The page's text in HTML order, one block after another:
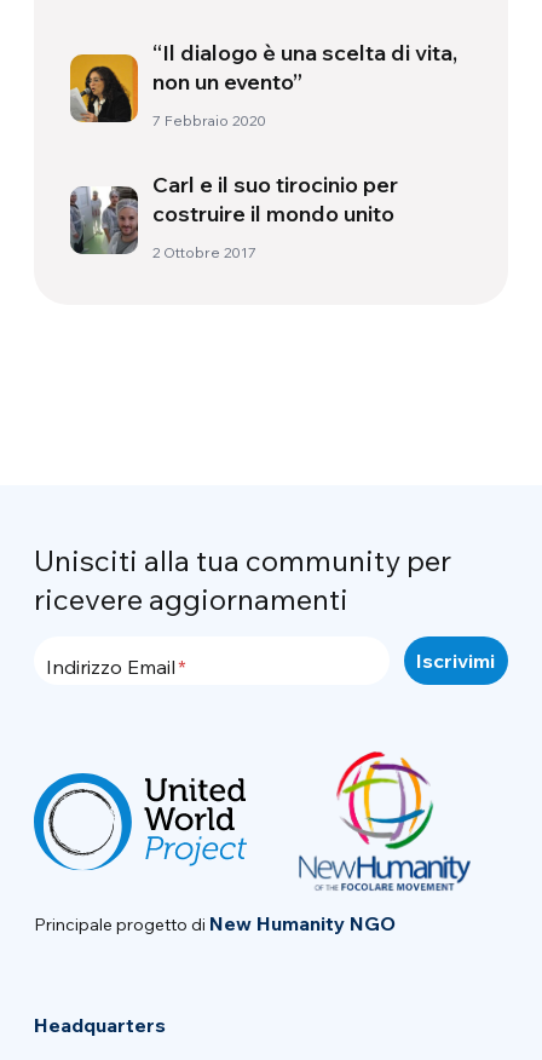
“Il dialogo è una scelta di vita,
non un evento”
7 Febbraio 2020
Carl e il suo tirocinio per
costruire il mondo unito
2 Ottobre 2017
Unisciti alla tua community per
ricevere aggiornamenti
Indirizzo Email
Principale progetto di New Humanity NGO
Headquarters